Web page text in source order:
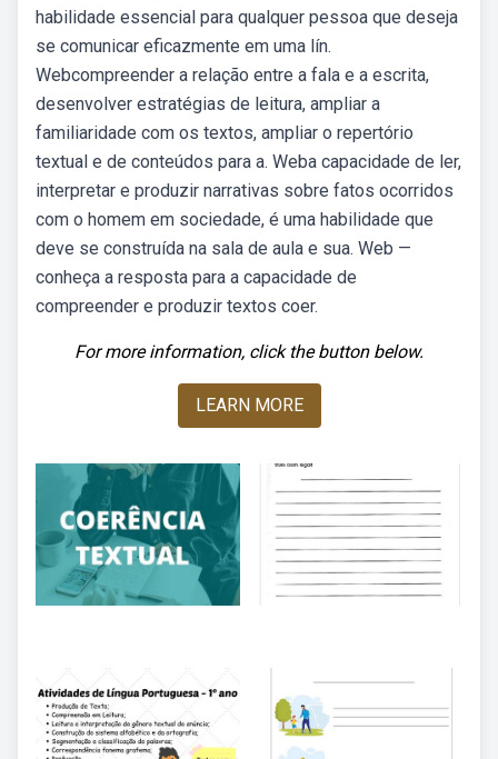
habilidade essencial para qualquer pessoa que deseja
se comunicar eficazmente em uma lín.
Webcompreender a relação entre a fala e a escrita,
desenvolver estratégias de leitura, ampliar a
familiaridade com os textos, ampliar o repertório
textual e de conteúdos para a. Weba capacidade de ler,
interpretar e produzir narrativas sobre fatos ocorridos
com o homem em sociedade, é uma habilidade que
deve se construída na sala de aula e sua. Web —
conheça a resposta para a capacidade de
compreender e produzir textos coer.
For more information, click the button below.
LEARN MORE